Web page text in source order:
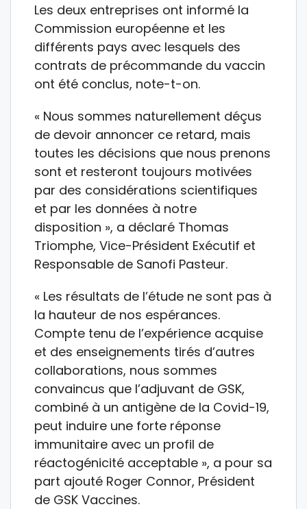
Les deux entreprises ont informé la
Commission européenne et les
différents pays avec lesquels des
contrats de précommande du vaccin
ont été conclus, note-t-on.
« Nous sommes naturellement déçus
de devoir annoncer ce retard, mais
toutes les décisions que nous prenons
sont et resteront toujours motivées
par des considérations scientifiques
et par les données à notre
disposition », a déclaré Thomas
Triomphe, Vice-Président Exécutif et
Responsable de Sanofi Pasteur.
« Les résultats de l’étude ne sont pas à
la hauteur de nos espérances.
Compte tenu de l’expérience acquise
et des enseignements tirés d’autres
collaborations, nous sommes
convaincus que l’adjuvant de GSK,
combiné à un antigène de la Covid-19,
peut induire une forte réponse
immunitaire avec un profil de
réactogénicité acceptable », a pour sa
part ajouté Roger Connor, Président
de GSK Vaccines.